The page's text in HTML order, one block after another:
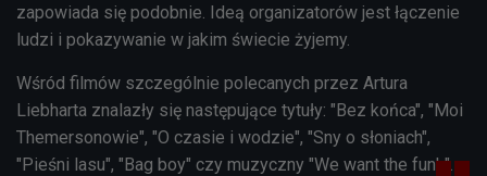
zapowiada się podobnie. Ideą organizatorów jest łączenie
ludzi i pokazywanie w jakim świecie żyjemy.
Wśród filmów szczególnie polecanych przez Artura
Liebharta znalazły się następujące tytuły: "Bez końca", "Moi
Themersonowie", "O czasie i wodzie", "Sny o słoniach",
"Pieśni lasu", "Bag boy" czy muzyczny "We want the funk".